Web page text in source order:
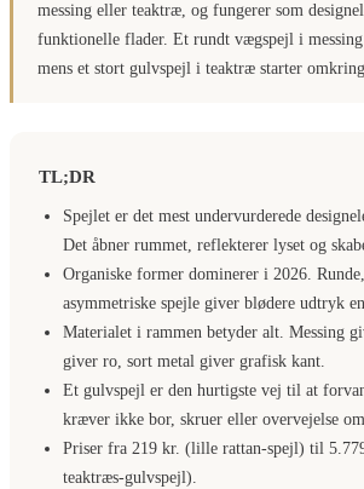
messing eller teaktræ, og fungerer som
funktionelle flader. Et rundt vægspejl i
mens et stort gulvspejl i teaktræ starter
TL;DR
Spejlet er det mest undervurderede
Det åbner rummet, reflekterer lyset og
Organiske former dominerer i 2026.
asymmetriske spejle giver blødere udtryk
Materialet i rammen betyder alt. Messing
giver ro, sort metal giver grafisk kant.
Et gulvspejl er den hurtigste vej til at
kræver ikke bor, skruer eller overvejelse
Priser fra 219 kr. (lille rattan-spejl) til
teaktræs-gulvspejl).